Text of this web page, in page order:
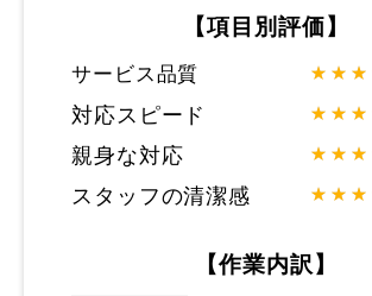
【項目別評価】
サービス品質
対応スピード
親身な対応
スタッフの清潔感
【作業内訳】